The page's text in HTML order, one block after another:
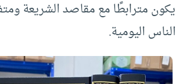
يكون مترابطًا مع مقاصد الشريعة
الناس اليومية.